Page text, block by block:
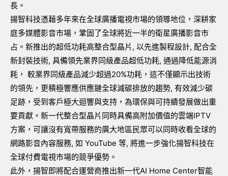
長。
揚智科技憑藉多年來在全球廣播電視市場的領導地位，深耕家
庭多媒體影音市場，鞏固了全球將近一半的衛星廣播影音市
占。新推出的超低功耗高整合型晶片 , 以先進製程設計, 配合全
新封裝技術, 具備領先業界同級產品超低功耗, 通過降低能源消
耗， 較業界同級產品減少超過20%功耗，這不僅顯示出技術
的領先，更積極響應供應鏈全球減碳排放的趨勢, 有效減少碳
足跡，受到客戶極大迴響與支持，為環保與可持續發展做出重
要貢獻。新一代整合型晶片同時具備高附加價值的雲端IPTV
方案，可讓沒有寬帶服務的廣大地區民眾可以同時收看全球的
網路影音內容服務, 如 YouTube 等, 將進一步強化揚智科技在
全球付費電視市場的競爭優勢。
此外，揚智即將配合運營商推出新一代AI Home Center智能